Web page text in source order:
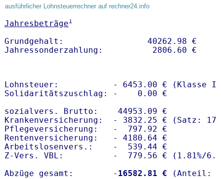
ausführlicher Lohnsteuerrechner auf rechner24.info
Jahresbeträge1
Grundgehalt:                 40262.98 €
Lohnsteuer:           - 6453.00 € (Klasse I)
Solidaritätszuschlag: -    0.00 €
sozialvers. Brutto:    44953.09 €
Krankenversicherung:  - 3832.25 € (Satz:
Pflegeversicherung:   -  797.92 €
Rentenversicherung:   - 4180.64 €
Arbeitslosenvers.:    -  539.44 €
Z-Vers. VBL:          -  779.56 € ( 1.81%/
Abzüge gesamt:        - 16582.81 €